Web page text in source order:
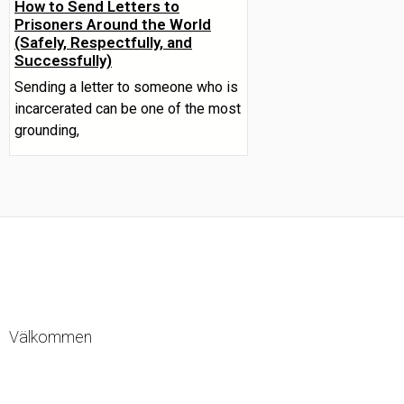
How to Send Letters to
Prisoners Around the World
(Safely, Respectfully, and
Successfully)
Sending a letter to someone who is
incarcerated can be one of the most
grounding,
Välkommen